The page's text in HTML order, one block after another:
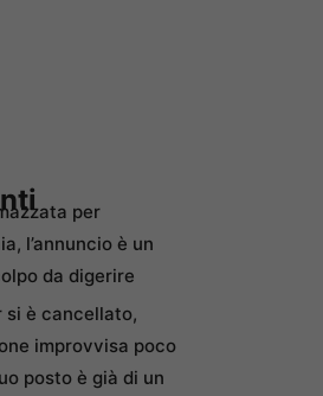
per
l’annuncio è un
da digerire
si è cancellato,
improvvisa poco
posto è già di un